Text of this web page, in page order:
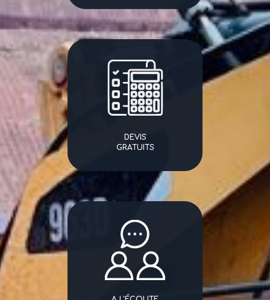
DEVIS
GRATUITS